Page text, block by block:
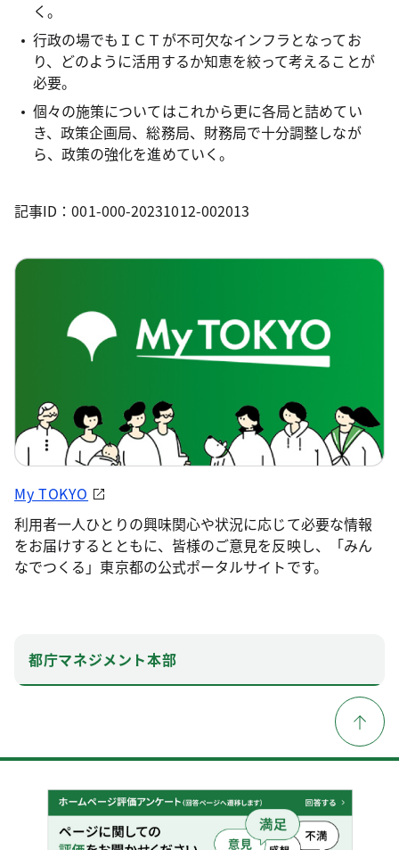
く。
行政の場でもＩＣＴが不可欠なインフラとなってお
り、どのように活用するか知恵を絞って考えることが
必要。
個々の施策についてはこれから更に各局と詰めてい
き、政策企画局、総務局、財務局で十分調整しなが
ら、政策の強化を進めていく。
記事ID：001-000-20231012-002013
My TOKYO
利用者一人ひとりの興味関心や状況に応じて必要な情報
をお届けするとともに、皆様のご意見を反映し、「みん
なでつくる」東京都の公式ポータルサイトです。
都庁マネジメント本部